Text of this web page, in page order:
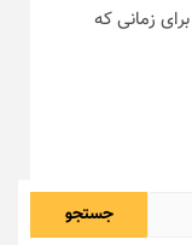
زمانی که